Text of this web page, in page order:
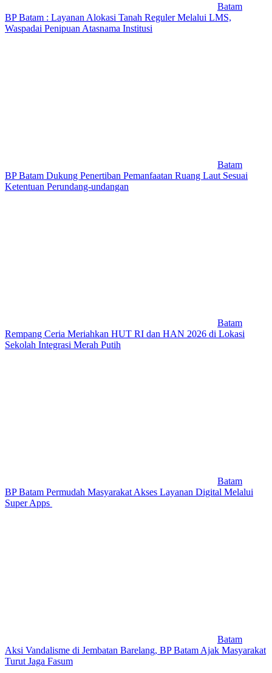
Batam
BP Batam : Layanan Alokasi Tanah Reguler Melalui LMS,
Waspadai Penipuan Atasnama Institusi
Batam
BP Batam Dukung Penertiban Pemanfaatan Ruang Laut Sesuai
Ketentuan Perundang-undangan
Batam
Rempang Ceria Meriahkan HUT RI dan HAN 2026 di Lokasi
Sekolah Integrasi Merah Putih
Batam
BP Batam Permudah Masyarakat Akses Layanan Digital Melalui
Super Apps
Batam
Aksi Vandalisme di Jembatan Barelang, BP Batam Ajak Masyarakat
Turut Jaga Fasum